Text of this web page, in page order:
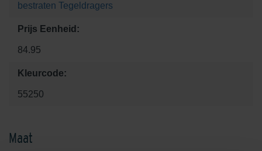
bestraten Tegeldragers
Prijs Eenheid:
84.95
Kleurcode:
55250
Maat